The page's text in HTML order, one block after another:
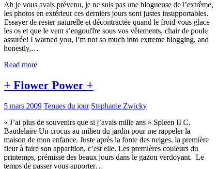
Ah je vous avais prévenu, je ne suis pas une blogueuse de l’extrême,
les photos en extérieur ces derniers jours sont justes insupportables.
Essayer de rester naturelle et décontractée quand le froid vous glace
les os et que le vent s’engouffre sous vos vêtements, chair de poule
assurée! I warned you, I’m not so much into extreme blogging, and
honestly,…
Read more
+ Flower Power +
5 mars 2009 Tenues du jour Stephanie Zwicky
« J’ai plus de souvenirs que si j’avais mille ans » Spleen II C.
Baudelaire Un crocus au milieu du jardin pour me rappeler la
maison de mon enfance. Juste après la fonte des neiges, la première
fleur à faire son apparition, c’est elle. Les premières couleurs du
printemps, prémisse des beaux jours dans le gazon verdoyant. Le
temps de passer vous apporter…